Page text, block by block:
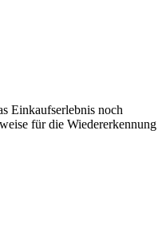
Einkaufserlebnis noch
für die Wiedererkennung